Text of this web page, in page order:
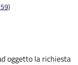
)
oggetto la richiesta